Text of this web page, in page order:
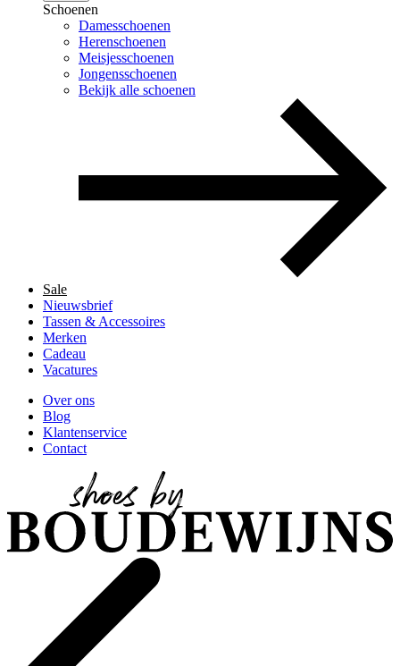
Schoenen
Damesschoenen
Herenschoenen
Meisjesschoenen
Jongensschoenen
Bekijk alle schoenen
Sale
Nieuwsbrief
Tassen & Accessoires
Merken
Cadeau
Vacatures
Over ons
Blog
Klantenservice
Contact